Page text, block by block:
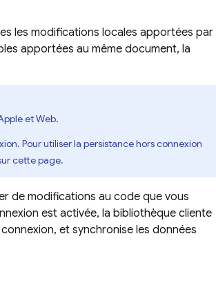
les modifications locales apportées par
apportées au même document, la
et Web.
Pour utiliser la persistance hors connexion
cette page.
de modifications au code que vous
est activée, la bibliothèque cliente
et synchronise les données